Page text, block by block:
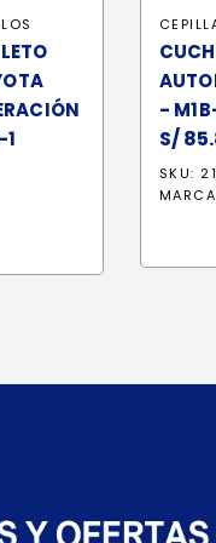
177.60.
-
S/
SKU: